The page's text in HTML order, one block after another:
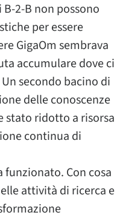
2-B non possono
per essere
GigaOm sembrava
accumulare dove ci
secondo bacino di
delle conoscenze
stato ridotto a risorsa
continua di
Con cosa
attività di ricerca e